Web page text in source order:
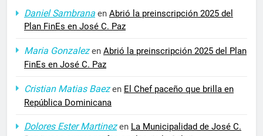
Daniel Sambrana en Abrió la preinscripción 2025 del
Plan FinEs en José C. Paz
Maria Gonzalezen Abrió la preinscripción 2025 del Plan
FinEs en José C. Paz
Cristian Matias Baezen El Chef paceño que brilla en
República Dominicana
Dolores Ester Martinezen La Municipalidad de José C.